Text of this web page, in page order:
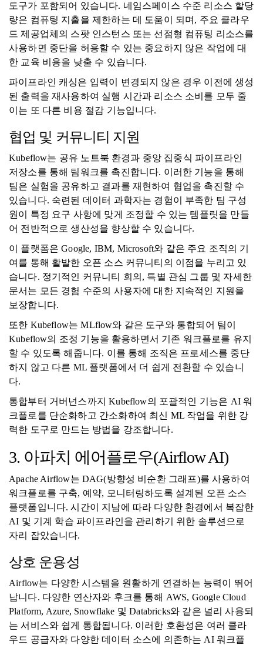
도구가 포함되어 있습니다. 네임스페이스 수준 리소스 할당
량은 컴퓨팅 지출을 제한하는 데 도움이 되며, 주요 클라우
드 제공업체의 스팟 인스턴스 또는 선점형 컴퓨팅 리소스를
사용하면 중단을 허용할 수 있는 중요하지 않은 작업에 대
한 교육 비용을 낮출 수 있습니다.
파이프라인 캐싱은 입력이 변경되지 않은 경우 이전에 생성
된 출력을 재사용하여 실행 시간과 리소스 소비를 모두 줄
이는 또 다른 비용 절감 기능입니다.
협업 및 커뮤니티 지원
Kubeflow는 공유 노트북 환경과 중앙 집중식 파이프라인
저장소를 통해 팀워크를 촉진합니다. 이러한 기능을 통해
팀은 실험을 공유하고 결과를 재현하여 협업을 촉진할 수
있습니다. 숙련된 데이터 과학자는 경험이 부족한 팀 구성
원이 특정 요구 사항에 맞게 조정할 수 있는 템플릿을 만들
어 전반적으로 생산성을 향상할 수 있습니다.
이 플랫폼은 Google, IBM, Microsoft와 같은 주요 조직의 기
여를 통해 활발한 오픈 소스 커뮤니티의 이점을 누리고 있
습니다. 정기적인 커뮤니티 회의, 특별 관심 그룹 및 자세한
문서는 모든 경험 수준의 사용자에 대한 지속적인 지원을
보장합니다.
또한 Kubeflow는 MLflow와 같은 도구와 통합되어 팀이
Kubeflow의 조정 기능을 활용하면서 기존 워크플로를 유지
할 수 있도록 해줍니다. 이를 통해 조직은 프로세스를 중단
하지 않고 다른 ML 플랫폼에서 더 쉽게 전환할 수 있습니
다.
통합부터 거버넌스까지 Kubeflow의 포괄적인 기능은 AI 워
크플로를 단순화하고 간소화하여 최신 ML 작업을 위한 강
력한 도구로 만드는 방법을 강조합니다.
3. 아파치 에어플로우(Airflow AI)
Apache Airflow는 DAG(방향성 비순환 그래프)를 사용하여
워크플로를 구축, 예약, 모니터링하도록 설계된 오픈 소스
플랫폼입니다. 시간이 지남에 따라 다양한 환경에서 복잡한
AI 및 기계 학습 파이프라인을 관리하기 위한 솔루션으로
자리 잡았습니다.
상호 운용성
Airflow는 다양한 시스템을 원활하게 연결하는 능력이 뛰어
납니다. 다양한 연산자와 후크를 통해 AWS, Google Cloud
Platform, Azure, Snowflake 및 Databricks와 같은 널리 사용되
는 서비스와 쉽게 통합됩니다. 이러한 호환성은 여러 클라
우드 공급자와 다양한 데이터 소스에 의존하는 AI 워크플